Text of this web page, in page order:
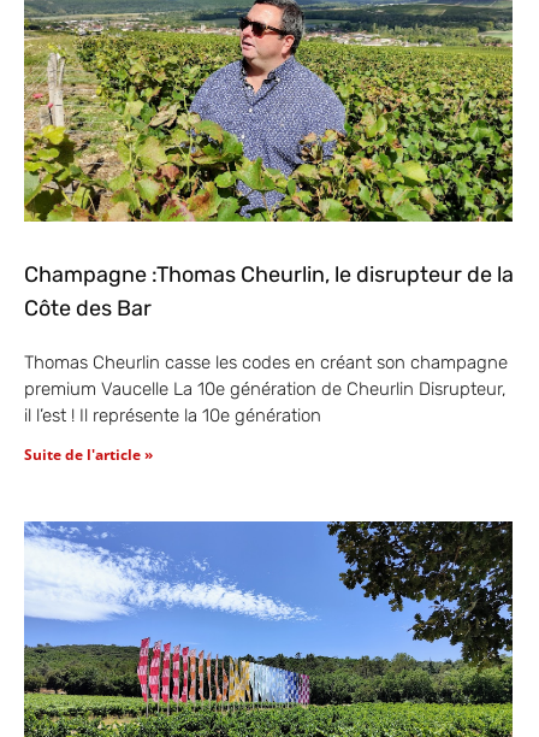
Champagne :Thomas Cheurlin, le disrupteur de la
Côte des Bar
Thomas Cheurlin casse les codes en créant son champagne
premium Vaucelle La 10e génération de Cheurlin Disrupteur,
il l’est ! Il représente la 10e génération
Suite de l'article »